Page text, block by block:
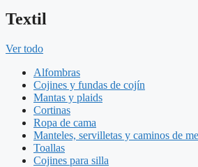
Textil
Ver todo
Alfombras
Cojines y fundas de cojín
Mantas y plaids
Cortinas
Ropa de cama
Manteles, servilletas y caminos de
Toallas
Cojines para silla